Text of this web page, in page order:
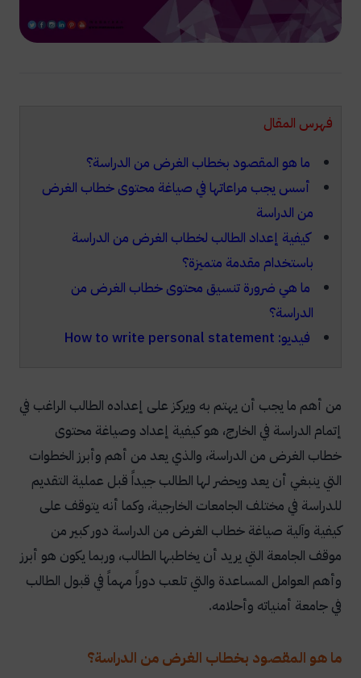
فهرس المقال
ما هو المقصود بخطاب الغرض من الدراسة؟
أسس يجب مراعاتها في صياغة محتوى خطاب الغرض
من الدراسة
كيفية إعداد الطالب لخطاب الغرض من الدراسة
باستخدام مقدمة متميزة؟
ما هي ضرورة تنسيق محتوى خطاب الغرض من
الدراسة؟
فيديو: How to write personal statement
من أهم ما يجب أن يهتم به ويركز على إعداده الطالب الراغب في
إتمام الدراسة في الخارج، هو كيفية إعداد وصياغة محتوى
خطاب الغرض من الدراسة، والذي يعد من أهم وأبرز الخطوات
التي ينبغي أن يعد ويحضر لها الطالب جيداً قبل عملية التقديم
للدراسة في مختلف الجامعات الخارجية، وكما أنه يتوقف على
كيفية وآلية صياغة خطاب الغرض من الدراسة دور كبير من
موقف الجامعة التي يريد أن يخاطبها الطالب، وربما يكون هو أبرز
وأهم العوامل المساعدة والتي تلعب دوراً مهماً في قبول الطالب
في جامعة أمنياته وأحلامه.
ما هو المقصود بخطاب الغرض من الدراسة؟